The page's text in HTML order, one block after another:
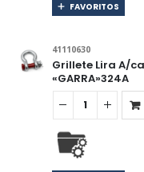
FAVORITOS
41110630
Grillete Lira A/
«GARRA»324A